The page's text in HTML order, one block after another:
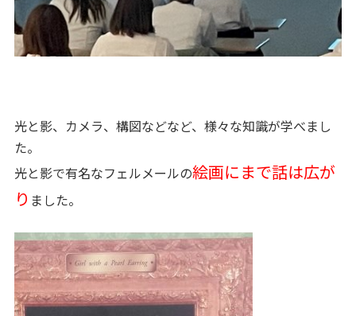
光と影、カメラ、構図などなど、様々な知識が学べまし
た。
光と影で有名なフェルメールの絵画にまで話は広が
り ました。